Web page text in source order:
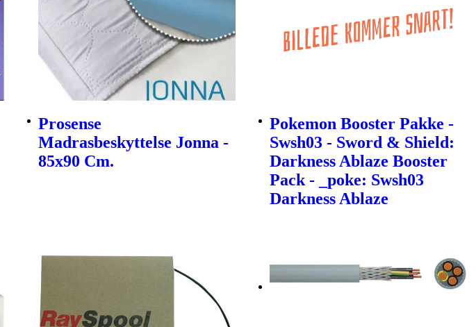
Prosense
Madrasbeskyttelse Jonna -
85x90 Cm.
Pokemon Booster Pakke -
Swsh03 - Sword & Shield:
Darkness Ablaze Booster
Pack - _poke: Swsh03
Darkness Ablaze